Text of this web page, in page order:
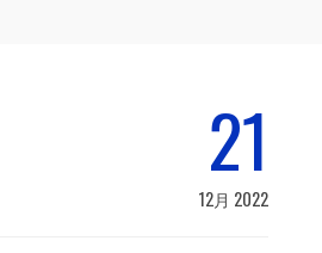
21
12月 2022